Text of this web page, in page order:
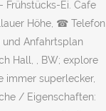
Frühstücks-Ei. Cafe
Höhe, ☎ Telefon
und Anfahrtsplan
Hall, , BW; explore
immer superlecker,
/ Eigenschaften: